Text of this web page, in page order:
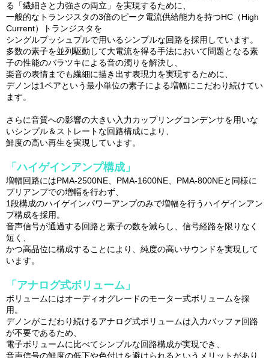
る「繊細さと力強さの両立」を実現するために、
一般的なトランジスタの3倍のピーク電流供給能力を持つHC（High
Current）トランジスタを
シングルプッシュプルで用いるシンプルな回路を採用しています。
多数の素子を並列駆動して大電流を得る手法において問題となる素
子の性能のバラツキによる音の濁りを解決し、
楽音の表情までも繊細に描き出す表現力を実現するために、
デノンは1ペアという最小単位の素子による増幅にこだわり続けてい
ます。
さらに音質への影響の大きい入力カップリングコンデンサを用いな
いシンプル＆ストレートな回路構成により、
鮮度の高い再生を実現しています。
「ハイゲインアンプ構成」
増幅回路にはPMA-2500NE、PMA-1600NE、PMA-800NEと同様に
プリアンプでの増幅を行わず、
1段構成のハイゲインパワーアンプのみで増幅を行うハイゲインアン
プ構成を採用。
音声信号が通過する回路と素子の数を減らし、信号経路を限りなく
短く、
かつ高品位に構成することにより、純度の高いサウンドを実現して
います。
「アナログ式ボリューム」
ボリュームにはオーディオグレードのモーター式ボリュームを採
用。
デノンがこだわり続けるアナログ式ボリュームは入力バッファ回路
が不要であるため、
電子ボリュームに比べてシンプルな回路構成が実現でき、
音声信号の鮮度の低下や色付けを避けられるというメリットがあり